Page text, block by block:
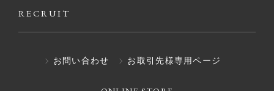
RECRUIT
お問い合わせ お取引先様専用ページ